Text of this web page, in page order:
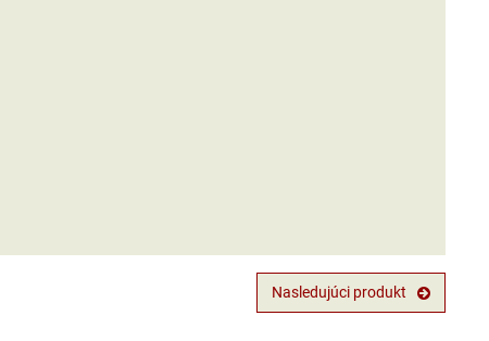
Nasledujúci produkt